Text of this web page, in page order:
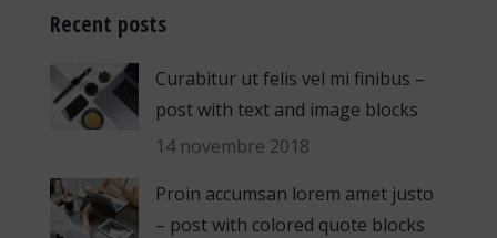
Recent posts
Curabitur ut felis vel mi finibus –
post with text and image blocks
14 novembre 2018
Proin accumsan lorem amet justo
– post with colored quote blocks